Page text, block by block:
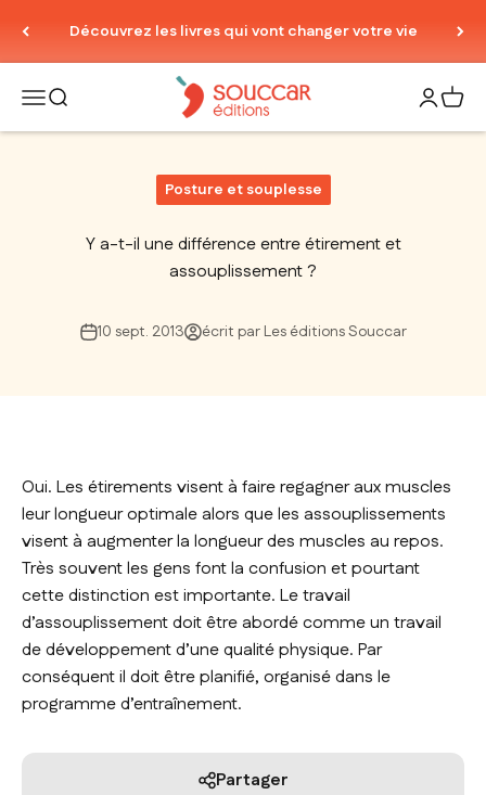
Découvrez les livres qui vont changer votre vie
Ouvrir la navigation
Ouvrir la rechercheThierry Souccar Editions Ouvrir
Voir
Posture et souplesse
Y a-t-il une différence entre étirement et
assouplissement ?
10 sept. 2013 écrit par Les éditions Souccar
Oui. Les étirements visent à faire regagner aux muscles
leur longueur optimale alors que les assouplissements
visent à augmenter la longueur des muscles au repos.
Très souvent les gens font la confusion et pourtant
cette distinction est importante. Le travail
d’assouplissement doit être abordé comme un travail
de développement d’une qualité physique. Par
conséquent il doit être planifié, organisé dans le
programme d’entraînement.
Partager